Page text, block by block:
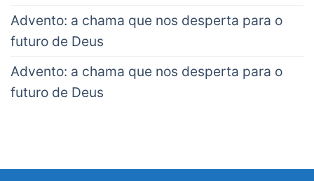
Advento: a chama que nos desperta para o
futuro de Deus
Advento: a chama que nos desperta para o
futuro de Deus